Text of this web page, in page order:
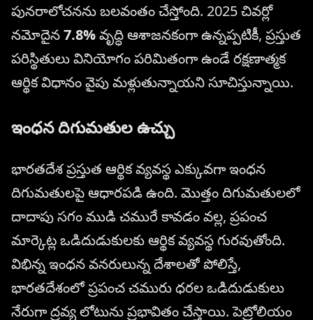
పునరాలోచనను బలవంతం చేస్తోంది. 2025 చివర్లో
నమోదైన7.8%వృద్ధి ఆశాజనకంగా ఉన్నప్పటికీ, ప్రస్తుత
పరిస్థితులు వినియోగం పరిమితంగా ఉండే రక్షణాత్మక
ఆర్థిక విధానం వైపు మళ్లుతున్నాయని సూచిస్తున్నాయి.
ఇంధన దిగుమతుల ఉచ్చు
భారతదేశ ప్రస్తుత ఆర్థిక వ్యవస్థ ఎక్కువగా ఇంధన
దిగుమతులపై ఆధారపడి ఉంది. మొత్తం దిగుమతులలో
దాదాపు సగం ముడి చమురే కావడం వల్ల, ప్రపంచ
మార్కెట్ల ఒడిదుడుకులకు ఆర్థిక వ్యవస్థ గురవుతోంది.
విభిన్న ఇంధన వనరులున్న దేశాలతో పోలిస్తే,
భారతదేశంలో ప్రపంచ చమురు ధరల ఒడిదుడుకులు
నేరుగా ద్రవ్య లోటును ప్రభావితం చేస్తాయి. పెట్రోలియం